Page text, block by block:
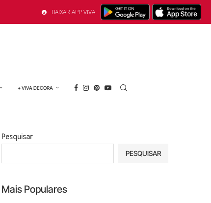
BAIXAR APP VIVA
+ VIVA DECORA
Pesquisar
PESQUISAR
Mais Populares